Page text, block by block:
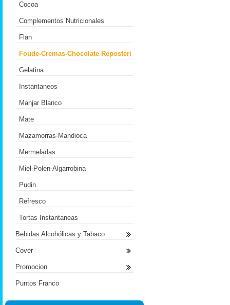
Cocoa
Complementos Nutricionales
Flan
Foude-Cremas-Chocolate Reposteri
Gelatina
Instantaneos
Manjar Blanco
Mate
Mazamorras-Mandioca
Mermeladas
Miel-Polen-Algarrobina
Pudin
Refresco
Tortas Instantaneas
Bebidas Alcohólicas y Tabaco
Cover
Promocion
Puntos Franco